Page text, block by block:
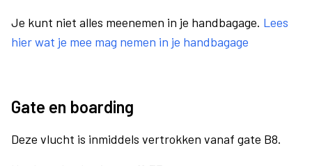
Je kunt niet alles meenemen in je handbagage. Lees
hier wat je mee mag nemen in je handbagage
Gate en boarding
Deze vlucht is inmiddels vertrokken vanaf gate B8.